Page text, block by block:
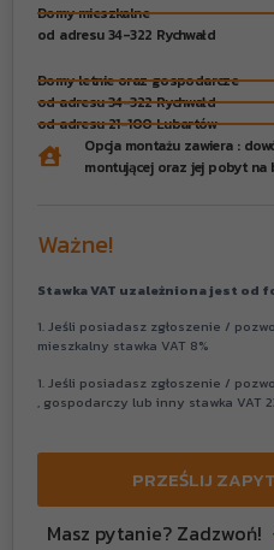
Domy mieszkalne
od adresu 34-322 Rychwałd
Domy letnie oraz gospodarcze
od adresu 34-322 Rychwałd
od adresu 21-100 Lubartów
Opcja montażu zawiera :
montującej oraz jej pobyt na
Ważne!
Stawka VAT uzależniona jest od
1. Jeśli posiadasz zgłoszenie /
mieszkalny stawka VAT 8%
1. Jeśli posiadasz zgłoszenie /
, gospodarczy lub inny stawka VAT
PRZEŚLIJ
Masz pytanie? Zadzwoń!